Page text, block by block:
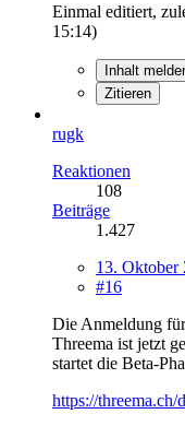
Einmal editiert,
15:14)
Inhalt
Zitieren
rugk
Reaktionen
108
Beiträge
1.427
13. Oktober
#16
Die Anmeldung
Threema ist jetzt
startet die Beta-
https://